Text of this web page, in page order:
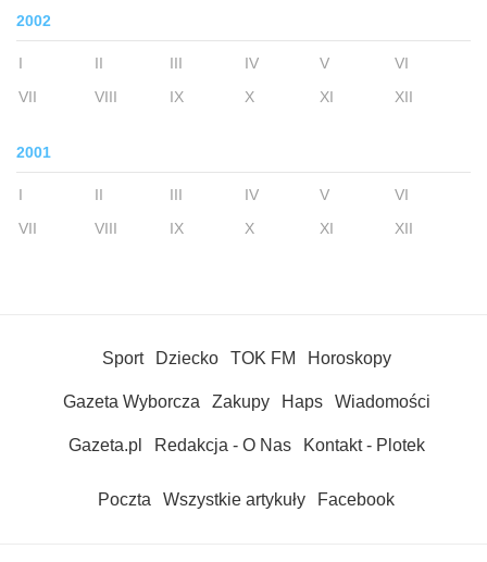
2002
I II III IV V
VI
VII
VIII IX X XI XII
2001
I II III IV V
VI
VII
VIII IX X XI XII
Sport Dziecko TOK FM Horoskopy
Gazeta Wyborcza Zakupy Haps Wiadomości
Gazeta.pl Redakcja - O Nas Kontakt - Plotek
Poczta Wszystkie artykuły Facebook